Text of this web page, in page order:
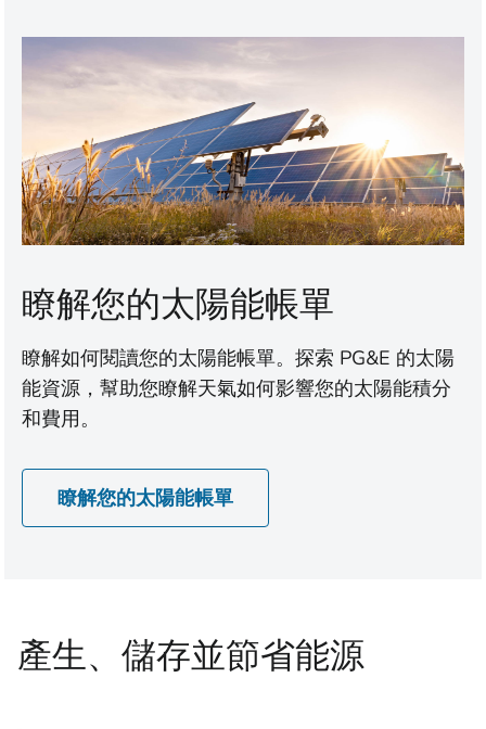
瞭解您的太陽能帳單
瞭解如何閱讀您的太陽能帳單。探索 PG&E 的太陽
能資源，幫助您瞭解天氣如何影響您的太陽能積分
和費用。
瞭解您的太陽能帳單
產生、儲存並節省能源